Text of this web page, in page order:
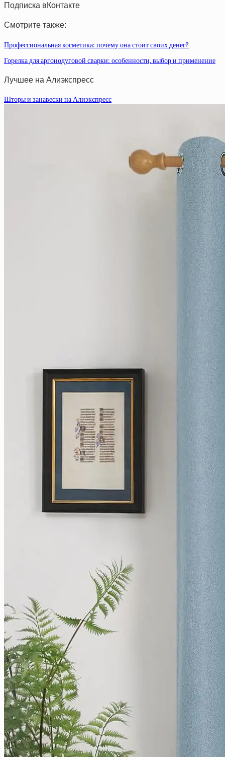
Подписка вКонтакте
Смотрите также:
Профессиональная косметика: почему она стоит своих денег?
Горелка для аргонодуговой сварки: особенности, выбор и применение
Лучшее на Алиэкспресс
Шторы и занавески на Алиэкспресс